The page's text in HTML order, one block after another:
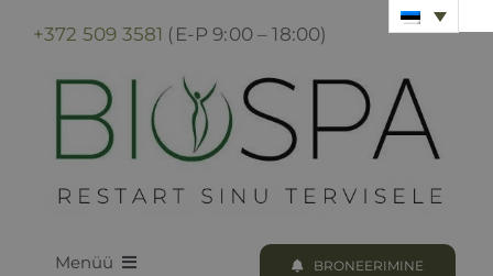
content
+372 509 3581 (E-P 9:00 – 18:00)
Menüü BRONEERIMINE